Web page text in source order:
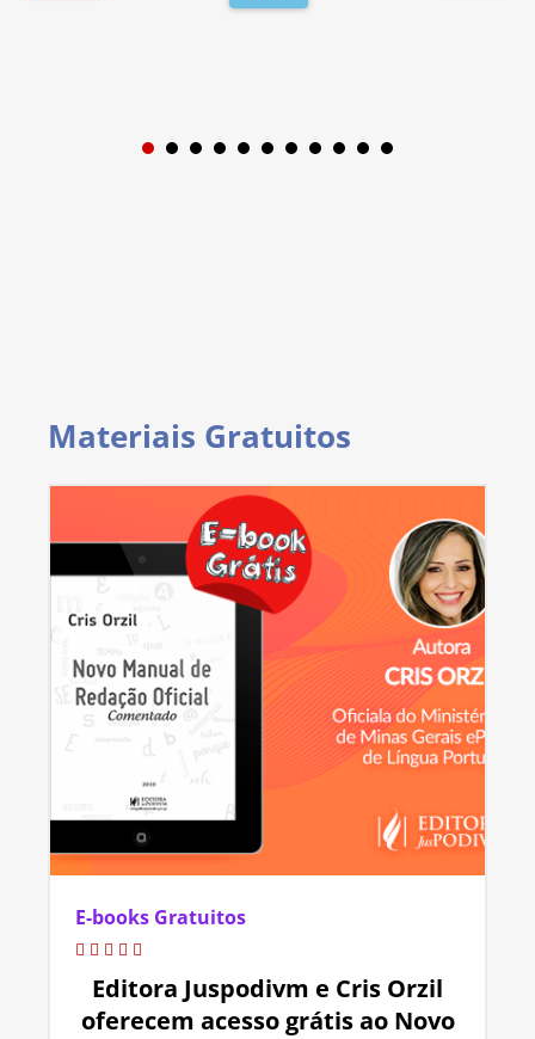
1 2 3
Materiais Gratuitos
E-books Gratuitos
Editora Juspodivm e Cris Orzil
oferecem acesso grátis ao Novo